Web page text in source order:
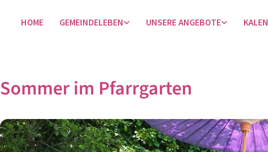
HOME GEMEINDELEBEN UNSERE ANGEBOTE
Sommer im Pfarrgarten